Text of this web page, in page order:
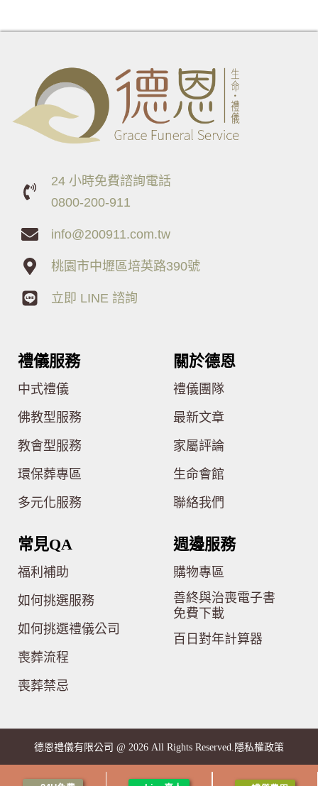
24 小時免費諮詢電話
0800-200-911
info@200911.com.tw
桃園市中壢區培英路390號
立即 LINE 諮詢
禮儀服務
中式禮儀
佛教型服務
教會型服務
環保葬專區
多元化服務
關於德恩
禮儀團隊
最新文章
家屬評論
生命會館
聯絡我們
常見QA
福利補助
如何挑選服務
如何挑選禮儀公司
喪葬流程
喪葬禁忌
週邊服務
購物專區
善終與治喪電子書
免費下載
百日對年計算器
德恩禮儀有限公司 @ 2026 All Rights Reserved. 隱私權政策